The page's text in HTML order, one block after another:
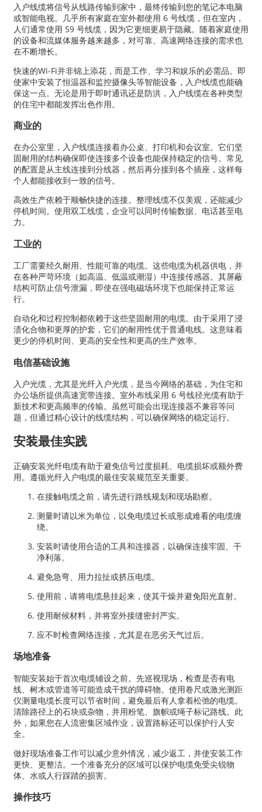
入户线缆将信号从线路传输到家中，最终传输到您的笔记本电脑
或智能电视。几乎所有家庭在室外都使用 6 号线缆，但在室内，
人们通常使用 59 号线缆，因为它更细更易于隐藏。随着家庭使用
的设备和流媒体服务越来越多，对可靠、高速网络连接的需求也
在不断增长。
快速的Wi-Fi并非锦上添花，而是工作、学习和娱乐的必需品。即
使家中安装了恒温器和监控摄像头等智能设备，入户线缆也能确
保这一点。无论是用于即时通讯还是防洪，入户线缆在各种类型
的住宅中都能发挥出色作用。
商业的
在办公室里，入户线缆连接着办公桌、打印机和会议室。它们坚
固耐用的结构确保即使连接多个设备也能保持稳定的信号。常见
的配置是从主线连接到分线器，然后再分接到各个插座，这样每
个人都能接收到一致的信号。
高效生产依赖于顺畅快捷的连接。整理线缆不仅美观，还能减少
停机时间。使用双工线缆，企业可以同时传输数据、电话甚至电
力。
工业的
工厂需要经久耐用、性能可靠的电缆。这些电缆为机器供电，并
在各种严苛环境（如高温、低温或潮湿）中连接传感器。其屏蔽
结构可防止信号泄漏，即使在强电磁场环境下也能保持正常运
行。
自动化和过程控制都依赖于这些坚固耐用的电缆。由于采用了浸
渍化合物和更厚的护套，它们的耐用性优于普通电线​​。这意味着
更少的停机时间、更高的安全性和更高的生产效率。
电信基础设施
入户光缆，尤其是光纤入户光缆，是当今网络的基础，为住宅和
办公场所提供高速宽带连接。室外布线采用 6 号线径光缆有助于
新技术和更高频率的传输。虽然可能会出现连接器不兼容等问
题，但通过精心设计的线缆结构，可以确保网络的稳定运行。
安装最佳实践
正确安装光纤电缆有助于避免信号过度损耗、电缆损坏或额外费
用。遵循光纤入户电缆的最佳安装规范至关重要。
在接触电缆之前，请先进行路线规划和现场勘察。
测量时请以米为单位，以免电缆过长或形成难看的电缆缠
绕。
安装时请使用合适的工具和连接器，以确保连接牢固、干
净利落。
避免急弯、用力拉扯或挤压电缆。
使用前，请将电缆悬挂起来，使其干燥并避免阳光直射。
使用耐候材料，并将室外接缝密封严实。
应不时检查网络连接，尤其是在恶劣天气过后。
场地准备
智能安装始于首次电缆铺设之前。先巡视现场，检查是否有电
线、树木或管道等可能造成干扰的障碍物。使用卷尺或激光测距
仪测量电缆长度可以节省时间，避免最后有人拿着松弛的电缆。
清除路径上的石块或杂物，并用粉笔、旗帜或绳子标记路线。此
外，如果您在人流密集区域作业，设置路标还可以保护行人安
全。
做好现场准备工作可以减少意外情况，减少返工，并使安装工作
更快、更整洁。一个准备充分的区域可以保护电缆免受尖锐物
体、水或人行踩踏的损害。
操作技巧